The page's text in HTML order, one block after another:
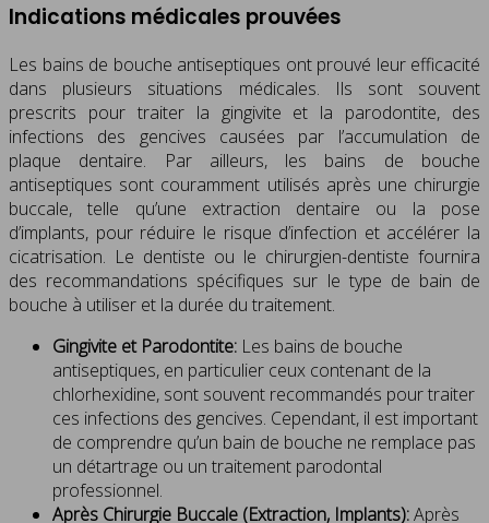
Indications médicales prouvées
Les bains de bouche antiseptiques ont prouvé leur efficacité
dans plusieurs situations médicales. Ils sont souvent
prescrits pour traiter la gingivite et la parodontite, des
infections des gencives causées par l’accumulation de
plaque dentaire. Par ailleurs, les bains de bouche
antiseptiques sont couramment utilisés après une chirurgie
buccale, telle qu’une extraction dentaire ou la pose
d’implants, pour réduire le risque d’infection et accélérer la
cicatrisation. Le dentiste ou le chirurgien-dentiste fournira
des recommandations spécifiques sur le type de bain de
bouche à utiliser et la durée du traitement.
Gingivite et Parodontite: Les bains de bouche
antiseptiques, en particulier ceux contenant de la
chlorhexidine, sont souvent recommandés pour traiter
ces infections des gencives. Cependant, il est important
de comprendre qu’un bain de bouche ne remplace pas
un détartrage ou un traitement parodontal
professionnel.
Après Chirurgie Buccale (Extraction, Implants):Après